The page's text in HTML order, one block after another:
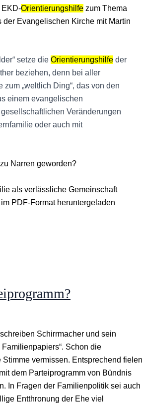
EKD-Orientierungshilfe zum Thema
Evangelischen Kirche mit Martin
setze die Orientierungshilfe der
beziehen, denn bei aller
zum „weltlich Ding“, das von den
einem evangelischen
Veränderungen
oder auch mit
Narren geworden?
als verlässliche Gemeinschaft
PDF-Format heruntergeladen
Schirrmacher und sein
Schon die
vermissen. Entsprechend fielen
dem Parteiprogramm von Bündnis
In Fragen der Familienpolitik sei auch
Entthronung der Ehe viel